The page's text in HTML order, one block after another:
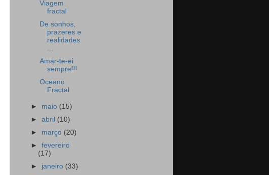
Viagem
fractal
De sonhos,
prazeres e
realidades
Amar-te-ei
sempre!!!
Oceano
Fractal
► maio (15)
►abril (10)
► março (20)
►fevereiro
(17)
► janeiro (33)